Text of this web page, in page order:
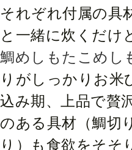
それぞれ付属の具
と一緒に炊くだけ
鯛めしもたこめし
りがしっかりお米
込み期、上品で贅
のある具材（鯛切
り）も食欲をそそ